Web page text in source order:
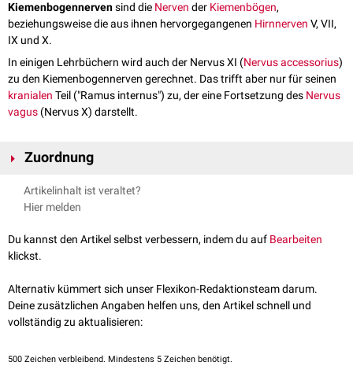
Kiemenbogennervensind die Nerven der Kiemenbögen,
beziehungsweise die aus ihnen hervorgegangenen Hirnnerven V, VII,
IX und X.
In einigen Lehrbüchern wird auch der Nervus XI (Nervus accessorius)
zu den Kiemenbogennerven gerechnet. Das trifft aber nur für seinen
kranialen Teil ("Ramus internus") zu, der eine Fortsetzung des Nervus
vagus (Nervus X) darstellt.
Zuordnung
Nerv
Nervus facialis
Nervus glossopharyngeus(Nervus IX) 3. Kiemenbogen
Nervus vagus (Nervus X)
Artikelinhalt ist veraltet?
Hier melden
Du kannst den Artikel selbst verbessern, indem du auf Bearbeiten
klickst.
Alternativ kümmert sich unser Flexikon-Redaktionsteam darum.
Deine zusätzlichen Angaben helfen uns, den Artikel schnell und
vollständig zu aktualisieren:
500 Zeichen verbleibend. Mindestens 5 Zeichen benötigt.